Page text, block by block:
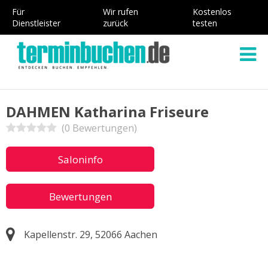
Für
Dienstleister
Wir rufen
zurück
Kostenlos
testen
DAHMEN Katharina Friseure
(0 Bewertungen)
Saloninfo
Bewertungen
Kapellenstr. 29, 52066 Aachen